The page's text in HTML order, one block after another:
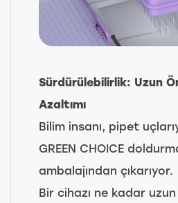
Sürdürülebilirlik: Uzun
Azaltımı
Bilim insanı, pipet
GREEN CHOICE
ambalajından çıkarıyor.
Bir cihazı ne kadar